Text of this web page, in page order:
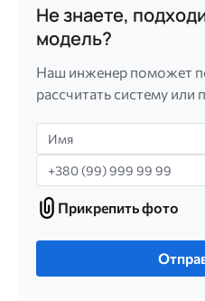
Не знаете,
модель?
Наш инженер поможет
рассчитать систему
Имя
Телефон
Прикрепить
фото
Прикрепить фото
Только